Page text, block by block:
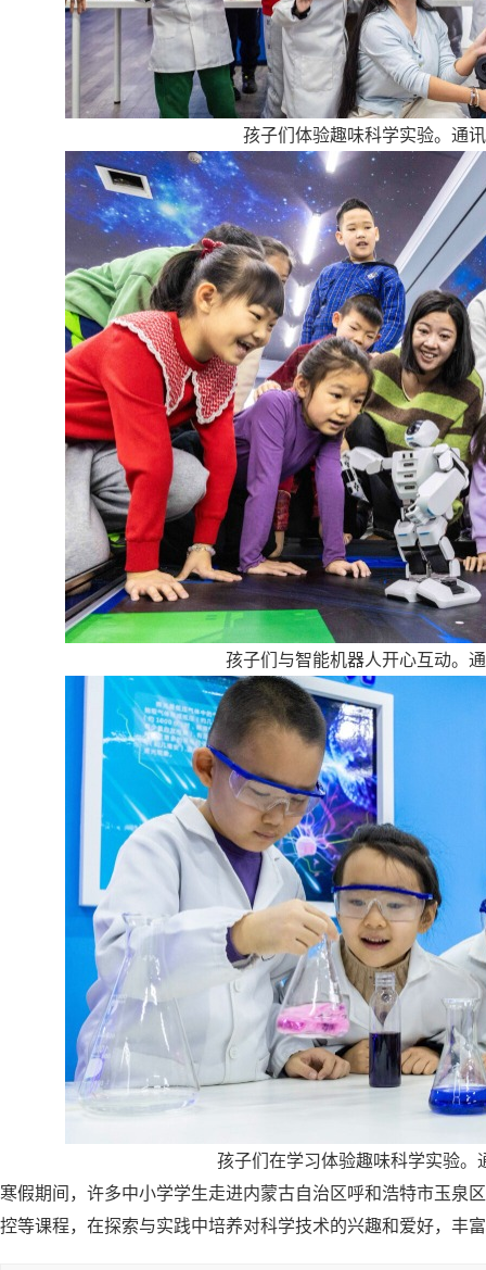
孩子们体验趣味科学实验。通
孩子们与智能机器人开心互动。
孩子们在学习体验趣味科学实验。
寒假期间，许多中小学学生走进内蒙古自治区呼和浩特市玉泉
控等课程，在探索与实践中培养对科学技术的兴趣和爱好，丰